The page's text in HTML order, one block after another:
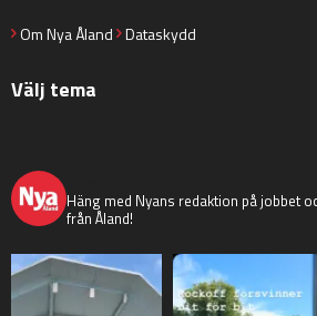
Om Nya Åland Dataskydd
Välj tema
Häng med Nyans redaktion på jobbet
från Åland!